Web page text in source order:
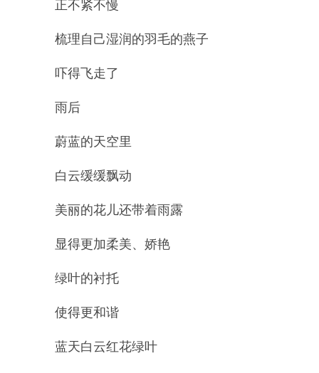
正不紧不慢
梳理自己湿润的羽毛的燕子
吓得飞走了
雨后
蔚蓝的天空里
白云缓缓飘动
美丽的花儿还带着雨露
显得更加柔美、娇艳
绿叶的衬托
使得更和谐
蓝天白云红花绿叶